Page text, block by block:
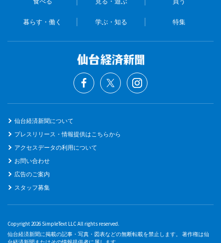
暮らす・働く 学ぶ・知る 特集
仙台経済新聞について
プレスリリース・情報提供はこちらから
アクセスデータの利用について
お問い合わせ
広告のご案内
スタッフ募集
Copyright 2026 SimpleText LLC All rights reserved.
仙台経済新聞に掲載の記事・写真・図表などの無断転載を禁止します。 著作権は仙